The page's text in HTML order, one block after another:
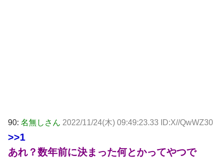
90: 名無しさん 2022/11/24(木) 09:49:23.33 ID:X//QwWZ30
>>1
あれ？数年前に決まった何とかってやつで